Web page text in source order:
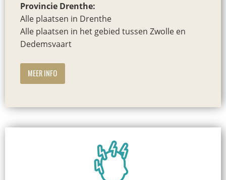
Provincie Drenthe:
Alle plaatsen in Drenthe
Alle plaatsen in het gebied tussen Zwolle en
Dedemsvaart
MEER INFO